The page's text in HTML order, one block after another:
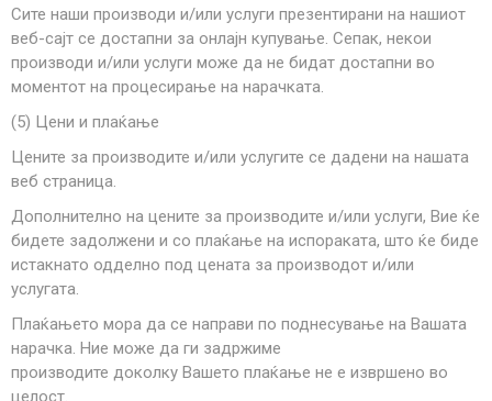
Сите наши производи и/или услуги презентирани на нашиот
веб-сајт се достапни за онлајн купување. Сепак, некои
производи и/или услуги може да не бидат достапни во
моментот на процесирање на нарачката.
(5) Цени и плаќање
Цените за производите и/или услугите се дадени на нашата
веб страница.
Дополнително на цените за производите и/или услуги, Вие ќе
бидете задолжени и со плаќање на испораката, што ќе биде
истакнато одделно под цената за производот и/или
услугата.
Плаќањето мора да се направи по поднесување на Вашата
нарачка. Ние може да ги задржиме
производите доколку Вашето плаќање не е извршено во
целост.